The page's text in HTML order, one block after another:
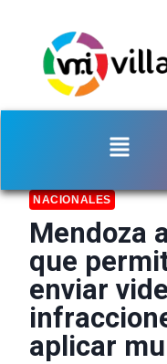
NACIONALES
Mendoza
que
enviar
aplicar